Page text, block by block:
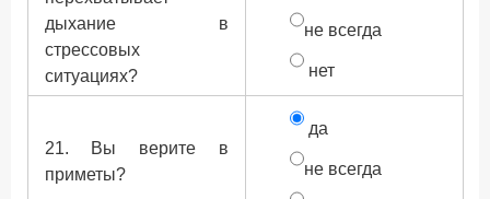
дыхание в
стрессовых
ситуациях?
не всегда
нет
21. Вы верите в
приметы?
да
не всегда